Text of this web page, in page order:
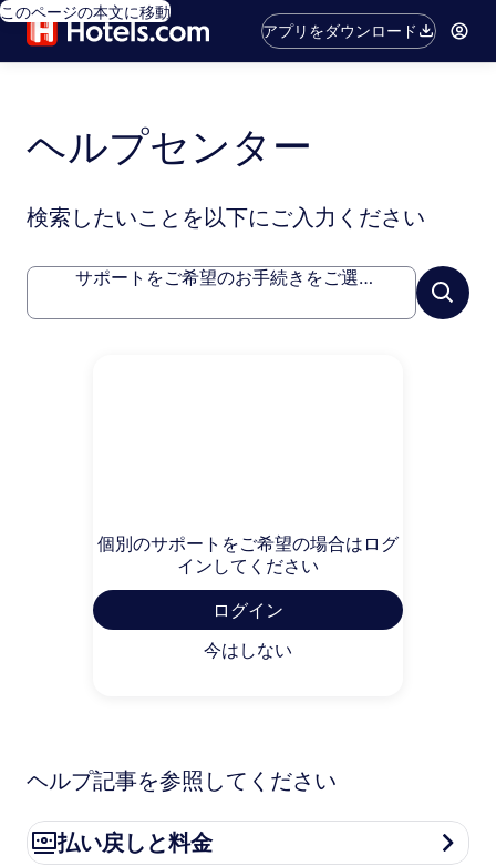
このページの本文に移動
アプリをダウンロード
ヘルプセンター
検索したいことを以下にご入力ください
サポートをご希望のお手続きをご選択ください。
個別のサポートをご希望の場合はログ
インしてください
ログイン
今はしない
ヘルプ記事を参照してください
払い戻しと料金
払い戻しと料金